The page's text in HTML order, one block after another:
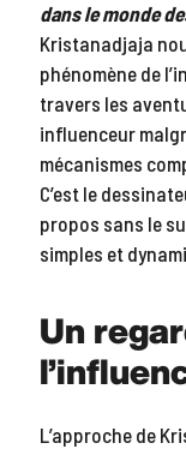
dans le monde
Kristanadjaja
phénomène de
travers les
influenceur
mécanismes
C’est le
propos sans le
simples et
Un
L’approche de